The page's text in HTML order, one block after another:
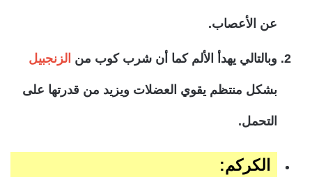
عن الأعصاب.
وبالتالي يهدأ الألم كما أن شرب كوب من الزنجبيل
بشكل منتظم يقوي العضلات ويزيد من قدرتها على
التحمل.
الكركم: